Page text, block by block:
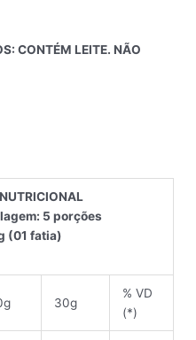
CONTÉM LEITE. NÃO
5 porções
(01 fatia)
30g
% VD
(*)